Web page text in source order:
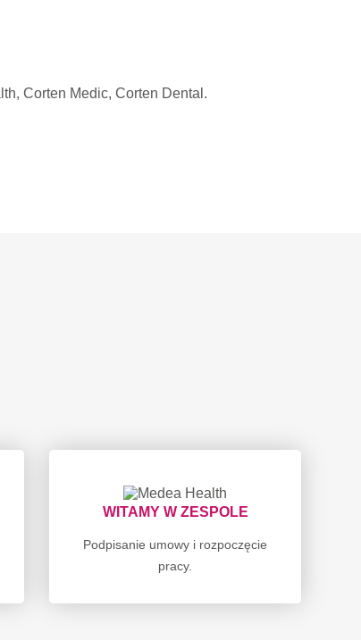
Corten Medic, Corten Dental.
WITAMY W ZESPOLE
Podpisanie umowy i rozpoczęcie
pracy.